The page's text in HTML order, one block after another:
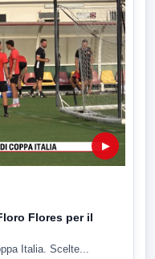
▶
Flores per il
Italia. Scelte...